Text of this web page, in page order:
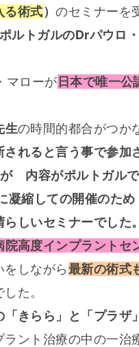
る術式）のセミナーを
ルトガルのDrパウロ
マローが 日本で唯一公
生の時間的都合がつか
れると言う事で参加
内容がポルトガル
凝縮しての開催のため
しいセミナーでした。
院高度インプラントセ
しながら最新の術式
た。
「きらら」と「プラザ
ラント治療の中の一治